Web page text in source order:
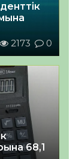
2173 0
68,1